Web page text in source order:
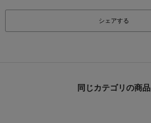
シェアする
同じカテゴリの商品